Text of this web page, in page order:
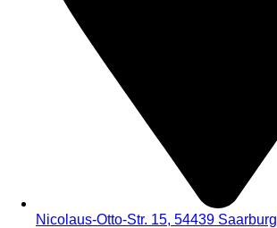
Nicolaus-Otto-Str. 15, 54439 Saarburg